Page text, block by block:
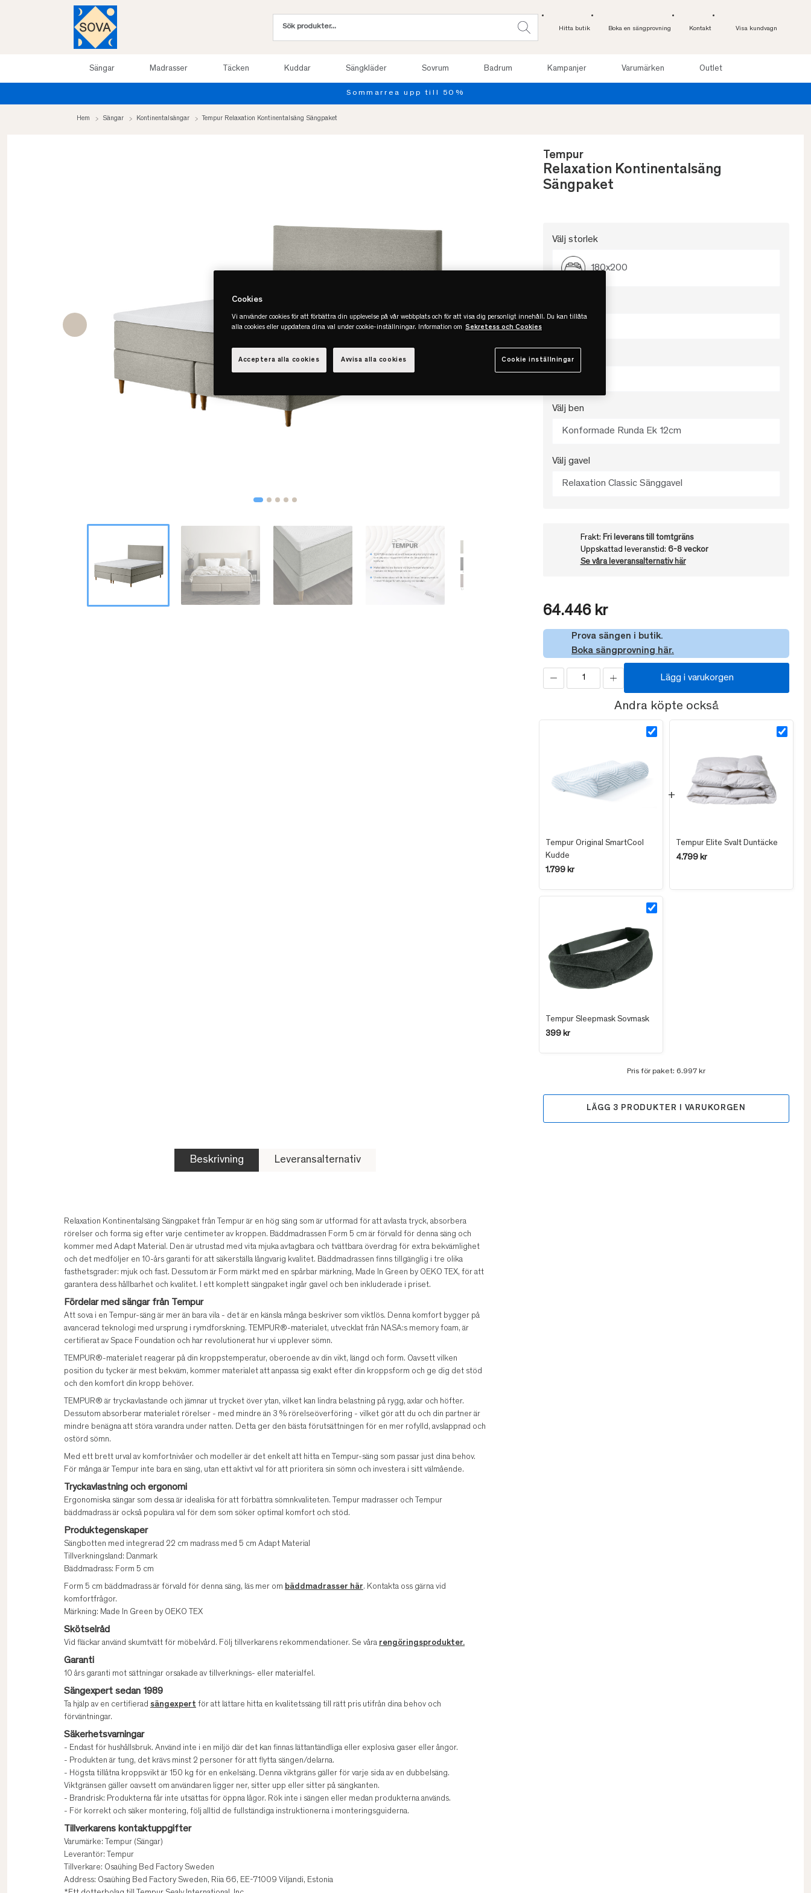
Hitta butik Boka en sängprovning Kontakt Visa kundvagn
Sängar Madrasser Täcken Kuddar Sängkläder Sovrum Badrum Kampanjer Varumärken Outlet
Provsov upp till 100 nätter. Läs mer
Hem Sängar Kontinentalsängar Tempur Relaxation Kontinentalsäng Sängpaket
Tempur
Relaxation Kontinentalsäng
Sängpaket
Välj storlek
180x200
Välj fasthet
Välj ben
Konformade Runda Ek 12cm
Välj gavel
Relaxation Classic Sänggavel
Frakt: Fri leverans till tomtgräns
Uppskattad leveranstid: 6-8 veckor
Se våra leveransalternativ här
64.446 kr
Prova sängen i butik.
Boka sängprovning här.
Lägg i varukorgen
Andra köpte också
Tempur Original SmartCool
Kudde
1.799 kr
Tempur Elite Svalt Duntäcke
4.799 kr
Tempur Sleepmask Sovmask
399 kr
Pris för paket: 6.997 kr
LÄGG 3 PRODUKTER I VARUKORGEN
Beskrivning Leveransalternativ
Relaxation Kontinentalsäng Sängpaket från Tempur är en hög säng som är utformad för att avlasta tryck, absorbera
rörelser och forma sig efter varje centimeter av kroppen. Bäddmadrassen Form 5 cm är förvald för denna säng och
kommer med Adapt Material. Den är utrustad med vita mjuka avtagbara och tvättbara överdrag för extra bekvämlighet
och det medföljer en 10-års garanti för att säkerställa långvarig kvalitet. Bäddmadrassen finns tillgänglig i tre olika
fasthetsgrader: mjuk och fast. Dessutom är Form märkt med en spårbar märkning, Made In Green by OEKO TEX, för att
garantera dess hållbarhet och kvalitet. I ett komplett sängpaket ingår gavel och ben inkluderade i priset.
Fördelar med sängar från Tempur
Att sova i en Tempur-säng är mer än bara vila - det är en känsla många beskriver som viktlös. Denna komfort bygger på
avancerad teknologi med ursprung i rymdforskning. TEMPUR®-materialet, utvecklat från NASA:s memory foam, är
certifierat av Space Foundation och har revolutionerat hur vi upplever sömn.
TEMPUR®-materialet reagerar på din kroppstemperatur, oberoende av din vikt, längd och form. Oavsett vilken
position du tycker är mest bekväm, kommer materialet att anpassa sig exakt efter din kroppsform och ge dig det stöd
och den komfort din kropp behöver.
TEMPUR® är tryckavlastande och jämnar ut trycket över ytan, vilket kan lindra belastning på rygg, axlar och höfter.
Dessutom absorberar materialet rörelser - med mindre än 3 % rörelseöverföring - vilket gör att du och din partner är
mindre benägna att störa varandra under natten. Detta ger den bästa förutsättningen för en mer rofylld, avslappnad och
ostörd sömn.
Med ett brett urval av komfortnivåer och modeller är det enkelt att hitta en Tempur-säng som passar just dina behov.
För många är Tempur inte bara en säng, utan ett aktivt val för att prioritera sin sömn och investera i sitt välmående.
Tryckavlastning och ergonomi
Ergonomiska sängar som dessa är idealiska för att förbättra sömnkvaliteten. Tempur madrasser och Tempur
bäddmadrass är också populära val för dem som söker optimal komfort och stöd.
Produktegenskaper
Sängbotten med integrerad 22 cm madrass med 5 cm Adapt Material
Tillverkningsland: Danmark
Bäddmadrass: Form 5 cm
Form 5 cm bäddmadrass är förvald för denna säng, läs mer om bäddmadrasser här. Kontakta oss gärna vid
komfortfrågor.
Märkning: Made In Green by OEKO TEX
Skötselråd
Vid fläckar använd skumtvätt för möbelvård. Följ tillverkarens rekommendationer. Se våra rengöringsprodukter.
Garanti
10 års garanti mot sättningar orsakade av tillverknings- eller materialfel.
Sängexpert sedan 1989
Ta hjälp av en certifierad sängexpert för att lättare hitta en kvalitetssäng till rätt pris utifrån dina behov och
förväntningar.
Säkerhetsvarningar
- Endast för hushållsbruk. Använd inte i en miljö där det kan finnas lättantändliga eller explosiva gaser eller ångor.
- Produkten är tung, det krävs minst 2 personer för att flytta sängen/delarna.
- Högsta tillåtna kroppsvikt är 150 kg för en enkelsäng. Denna viktgräns gäller för varje sida av en dubbelsäng.
Viktgränsen gäller oavsett om användaren ligger ner, sitter upp eller sitter på sängkanten.
- Brandrisk: Produkterna får inte utsättas för öppna lågor. Rök inte i sängen eller medan produkterna används.
- För korrekt och säker montering, följ alltid de fullständiga instruktionerna i monteringsguiderna.
Tillverkarens kontaktuppgifter
Varumärke: Tempur (Sängar)
Leverantör: Tempur
Tillverkare: Osaühing Bed Factory Sweden
Address: Osaühing Bed Factory Sweden, Riia 66, EE-71009 Viljandi, Estonia
Cookies
Vi använder cookies för att förbättra din upplevelse på vår webbplats och för att visa dig personligt innehåll. Du kan tillåta
alla cookies eller uppdatera dina val under cookie-inställningar. Information om Sekretess och Cookies
Cookie inställningar
Avvisa alla cookies
Acceptera alla cookies